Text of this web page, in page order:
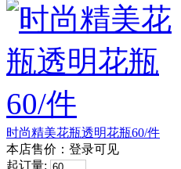
时尚精美花瓶透明花瓶60/件
本店售价： 登录可见
起订量: